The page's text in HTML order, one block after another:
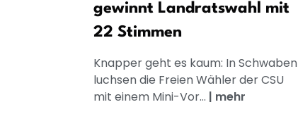
gewinnt Landratswahl mit
22 Stimmen
Knapper geht es kaum: In Schwaben
luchsen die Freien Wähler der CSU
mit einem Mini-Vor... | mehr